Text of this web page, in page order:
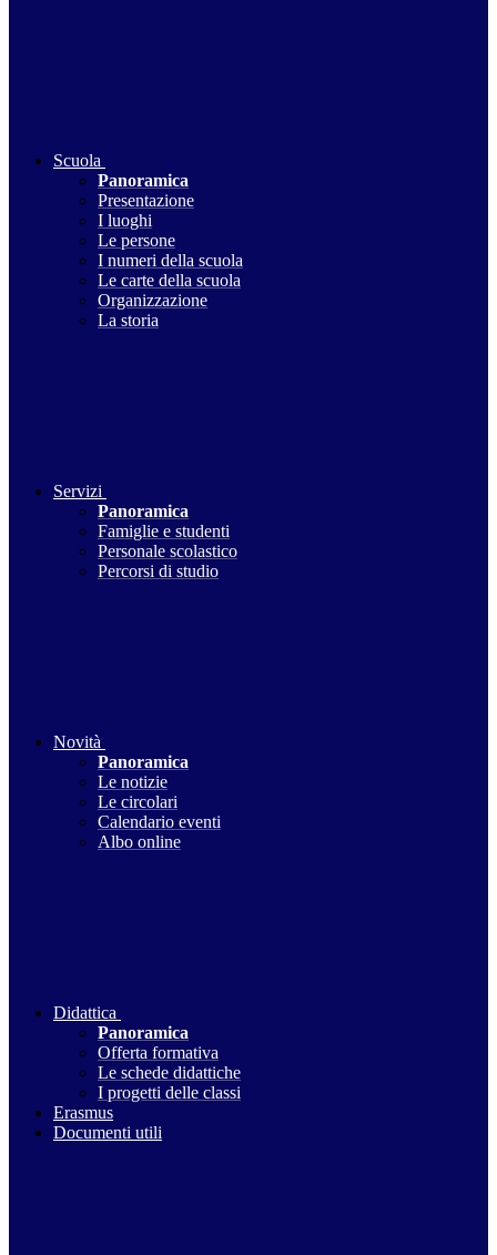
Scuola
Panoramica
Presentazione
I luoghi
Le persone
I numeri della scuola
Le carte della scuola
Organizzazione
La storia
Servizi
Panoramica
Famiglie e studenti
Personale scolastico
Percorsi di studio
Novità
Panoramica
Le notizie
Le circolari
Calendario eventi
Albo online
Didattica
Panoramica
Offerta formativa
Le schede didattiche
I progetti delle classi
Erasmus
Documenti utili